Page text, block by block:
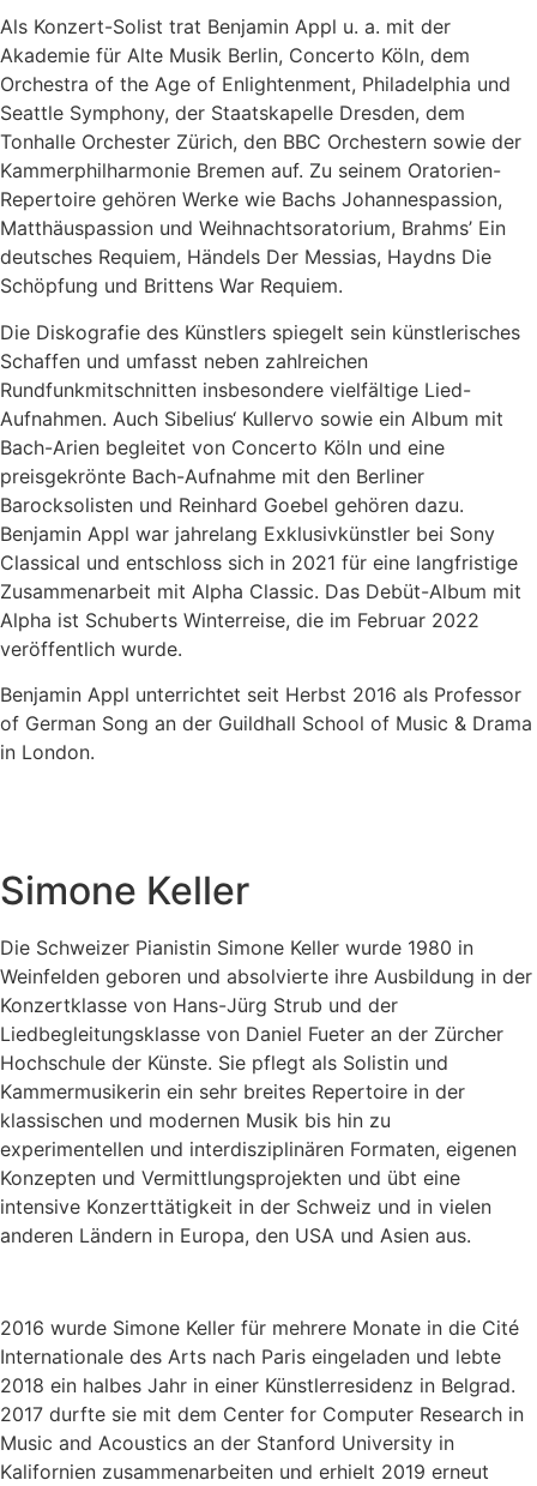
Als Konzert-Solist trat Benjamin Appl u. a. mit der
Akademie für Alte Musik Berlin, Concerto Köln, dem
Orchestra of the Age of Enlightenment, Philadelphia und
Seattle Symphony, der Staatskapelle Dresden, dem
Tonhalle Orchester Zürich, den BBC Orchestern sowie der
Kammerphilharmonie Bremen auf. Zu seinem Oratorien-
Repertoire gehören Werke wie Bachs Johannespassion,
Matthäuspassion und Weihnachtsoratorium, Brahms’ Ein
deutsches Requiem, Händels Der Messias, Haydns Die
Schöpfung und Brittens War Requiem.
Die Diskografie des Künstlers spiegelt sein künstlerisches
Schaffen und umfasst neben zahlreichen
Rundfunkmitschnitten insbesondere vielfältige Lied-
Aufnahmen. Auch Sibelius‘ Kullervo sowie ein Album mit
Bach-Arien begleitet von Concerto Köln und eine
preisgekrönte Bach-Aufnahme mit den Berliner
Barocksolisten und Reinhard Goebel gehören dazu.
Benjamin Appl war jahrelang Exklusivkünstler bei Sony
Classical und entschloss sich in 2021 für eine langfristige
Zusammenarbeit mit Alpha Classic. Das Debüt-Album mit
Alpha ist Schuberts Winterreise, die im Februar 2022
veröffentlich wurde.
Benjamin Appl unterrichtet seit Herbst 2016 als Professor
of German Song an der Guildhall School of Music & Drama
in London.
Simone Keller
Die Schweizer Pianistin Simone Keller wurde 1980 in
Weinfelden geboren und absolvierte ihre Ausbildung in der
Konzertklasse von Hans-Jürg Strub und der
Liedbegleitungsklasse von Daniel Fueter an der Zürcher
Hochschule der Künste. Sie pflegt als Solistin und
Kammermusikerin ein sehr breites Repertoire in der
klassischen und modernen Musik bis hin zu
experimentellen und interdisziplinären Formaten, eigenen
Konzepten und Vermittlungsprojekten und übt eine
intensive Konzerttätigkeit in der Schweiz und in vielen
anderen Ländern in Europa, den USA und Asien aus.
2016 wurde Simone Keller für mehrere Monate in die Cité
Internationale des Arts nach Paris eingeladen und lebte
2018 ein halbes Jahr in einer Künstlerresidenz in Belgrad.
2017 durfte sie mit dem Center for Computer Research in
Music and Acoustics an der Stanford University in
Kalifornien zusammenarbeiten und erhielt 2019 erneut